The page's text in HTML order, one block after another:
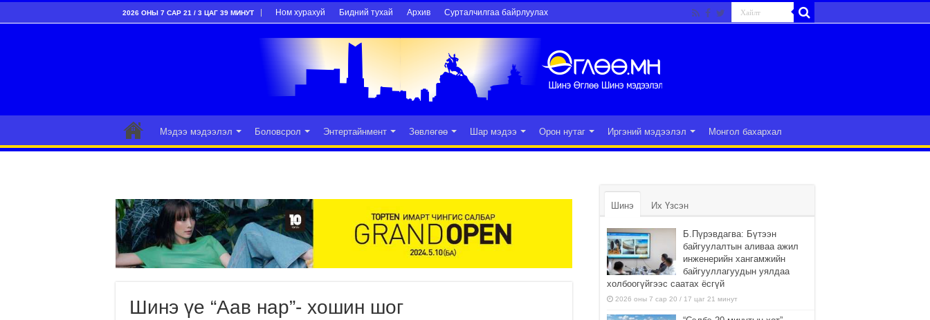
2026 ОНЫ 7 САР 21 / 3 ЦАГ 39 МИНУТ Ном хурахуй Бидний тухай Архив Сурталчилгаа байрлуулах
Мэдээ мэдээлэл Боловсрол Энтертайнмент Зөвлөгөө Шар мэдээ Орон нутаг Иргэний мэдээлэл Монгол бахархал
Шинэ үе “Аав нар”- хошин шог
Шинэ Их Үзсэн
Б.Пүрэвдагва: Бүтээн
байгуулалтын аливаа ажил
инженерийн хангамжийн
байгууллагуудын уялдаа
холбоогүйгээс саатах ёсгүй
2026 оны 7 сар 20 / 17 цаг 21 минут